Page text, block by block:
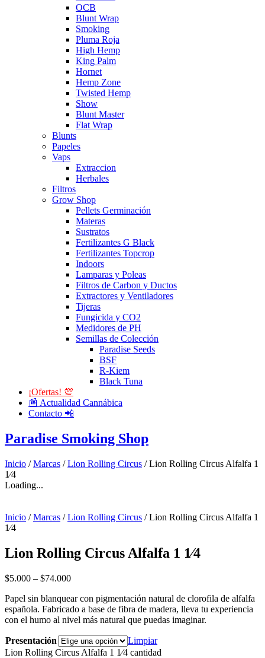
OCB
Blunt Wrap
Smoking
Pluma Roja
High Hemp
King Palm
Hornet
Hemp Zone
Twisted Hemp
Show
Blunt Master
Flat Wrap
Blunts
Papeles
Vaps
Extraccion
Herbales
Filtros
Grow Shop
Pellets Germinación
Materas
Sustratos
Fertilizantes G Black
Fertilizantes Topcrop
Indoors
Lamparas y Poleas
Filtros de Carbon y Ductos
Extractores y Ventiladores
Tijeras
Fungicida y CO2
Medidores de PH
Semillas de Colección
Paradise Seeds
BSF
R-Kiem
Black Tuna
¡Ofertas! 💯
📰 Actualidad Cannábica
Contacto 📲
Paradise Smoking Shop
Inicio /Marcas /Lion Rolling Circus / Lion Rolling Circus Alfalfa 1
1⁄4
Loading...
Inicio /Marcas /Lion Rolling Circus / Lion Rolling Circus Alfalfa 1
1⁄4
Lion Rolling Circus Alfalfa 1 1⁄4
$5.000 – $74.000
Papel sin blanquear con pigmentación natural de clorofila de alfalfa
española. Fabricado a base de fibra de madera, lleva tu experiencia
con el humo al nivel más natural que puedas imaginar.
Presentación
Limpiar
Lion Rolling Circus Alfalfa 1 1⁄4 cantidad